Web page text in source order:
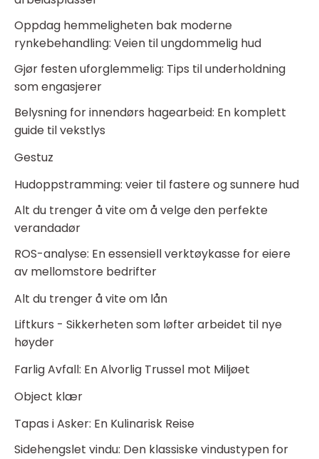
Oppdag hemmeligheten bak moderne
rynkebehandling: Veien til ungdommelig hud
Gjør festen uforglemmelig: Tips til underholdning
som engasjerer
Belysning for innendørs hagearbeid: En komplett
guide til vekstlys
Gestuz
Hudoppstramming: veier til fastere og sunnere hud
Alt du trenger å vite om å velge den perfekte
verandadør
ROS-analyse: En essensiell verktøykasse for eiere
av mellomstore bedrifter
Alt du trenger å vite om lån
Liftkurs - Sikkerheten som løfter arbeidet til nye
høyder
Farlig Avfall: En Alvorlig Trussel mot Miljøet
Object klær
Tapas i Asker: En Kulinarisk Reise
Sidehengslet vindu: Den klassiske vindustypen for